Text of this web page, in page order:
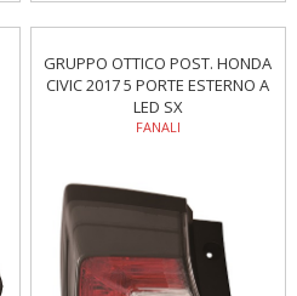
GRUPPO OTTICO POST. HONDA
CIVIC 2017 5 PORTE ESTERNO A
LED SX
FANALI